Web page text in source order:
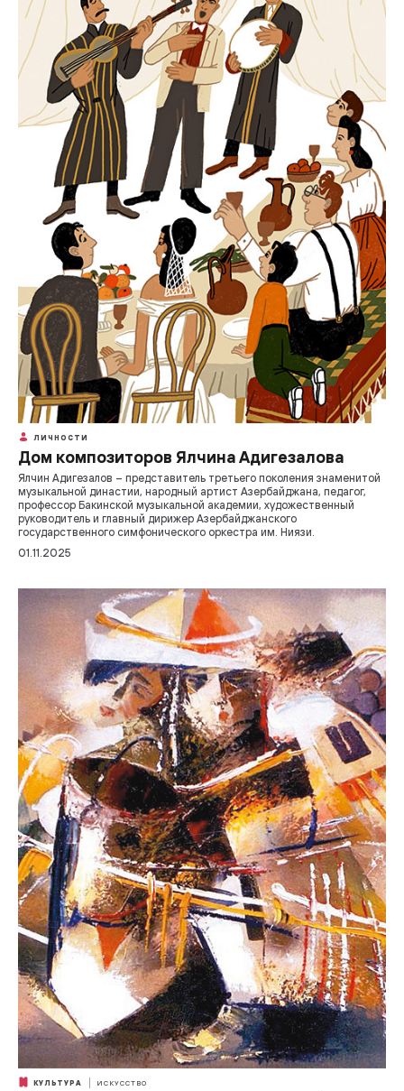
ЛИЧНОСТИ
Дом композиторов Ялчина Адигезалова
Ялчин Адигезалов – представитель третьего поколения знаменитой
музыкальной династии, народный артист Азербайджана, педагог,
профессор Бакинской музыкальной академии, художественный
руководитель и главный дирижер Азербайджанского
государственного симфонического оркестра им. Ниязи.
01.11.2025
КУЛЬТУРА ИСКУССТВО